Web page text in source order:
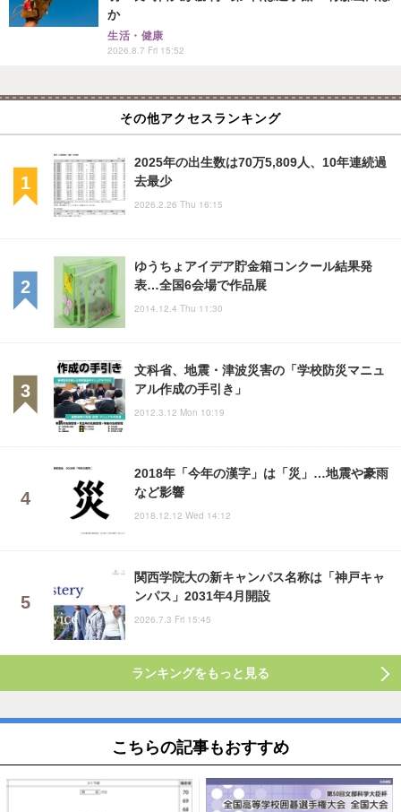
か
生活・健康
2026.8.7 Fri 15:52
その他アクセスランキング
2025年の出生数は70万5,809人、10年連続過
去最少
2026.2.26 Thu 16:15
ゆうちょアイデア貯金箱コンクール結果発
表…全国6会場で作品展
2014.12.4 Thu 11:30
文科省、地震・津波災害の「学校防災マニュ
アル作成の手引き」
2012.3.12 Mon 10:19
2018年「今年の漢字」は「災」…地震や豪雨
など影響
2018.12.12 Wed 14:12
関西学院大の新キャンパス名称は「神戸キャ
ンパス」2031年4月開設
2026.7.3 Fri 15:45
ランキングをもっと見る
こちらの記事もおすすめ